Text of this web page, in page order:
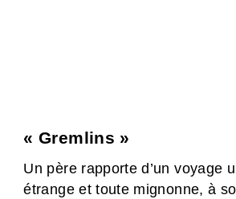
« Gremlins »
Un père rapporte d’un voyage
étrange et toute mignonne, à